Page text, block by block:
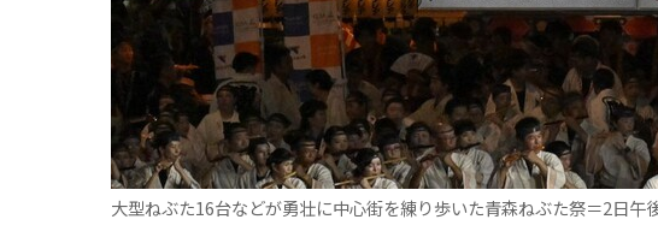
大型ねぶた16台などが勇壮に中心街を練り歩いた青森ねぶた祭＝2日午